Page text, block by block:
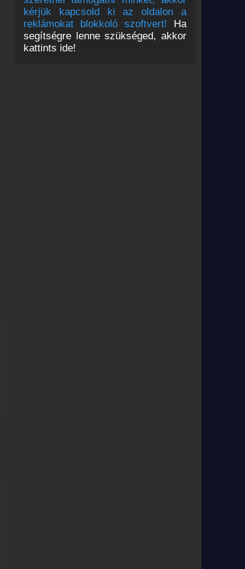
kérjük kapcsold ki az oldalon a
reklámokat blokkoló szoftvert!
Ha
segítségre lenne szükséged, akkor
kattints ide!